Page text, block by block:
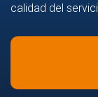
calidad del